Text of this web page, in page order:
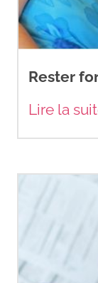
Rester
Lire la